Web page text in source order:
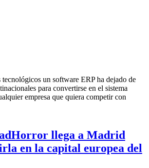
tecnológicos un software ERP ha dejado de
para convertirse en el sistema
empresa que quiera competir con
llega a Madrid
en la capital europea del